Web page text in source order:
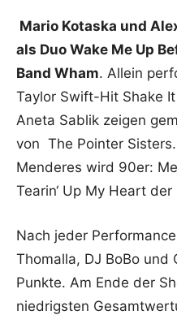
Mario Kotaska und
als Duo Wake Me Up
Band Wham. Allein
Taylor Swift-Hit Shake
Aneta Sablik zeigen
von The Pointer
Menderes wird 90er:
Tearin‘ Up My Heart
Nach jeder
Thomalla, DJ BoBo und
Punkte. Am Ende der
niedrigsten